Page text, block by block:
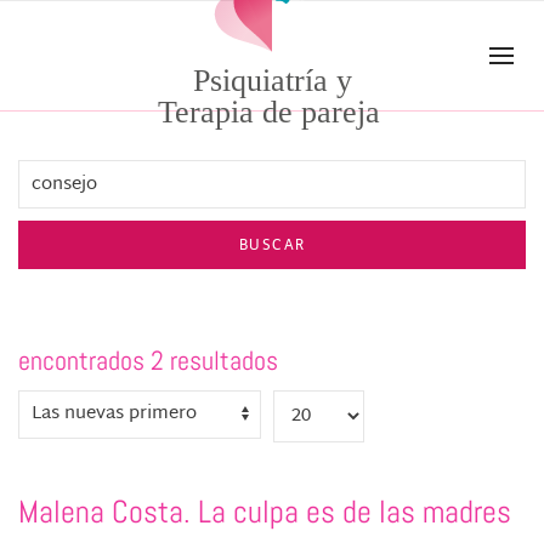
Skip to main contentPsiquiatría y
Terapia de pareja
BUSCAR
encontrados 2 resultados
Malena Costa. La culpa es de las madres